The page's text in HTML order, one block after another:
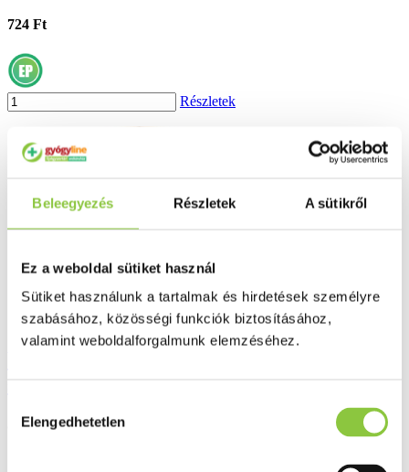
Beleegyezés Részletek A sütikről
Ez a weboldal sütiket használ
Sütiket használunk a tartalmak és hirdetések személyre
szabásához, közösségi funkciók biztosításához,
valamint weboldalforgalmunk elemzéséhez.
kiválasztása
Elengedhetetlen
724 Ft
Részletek
3 057 Ft